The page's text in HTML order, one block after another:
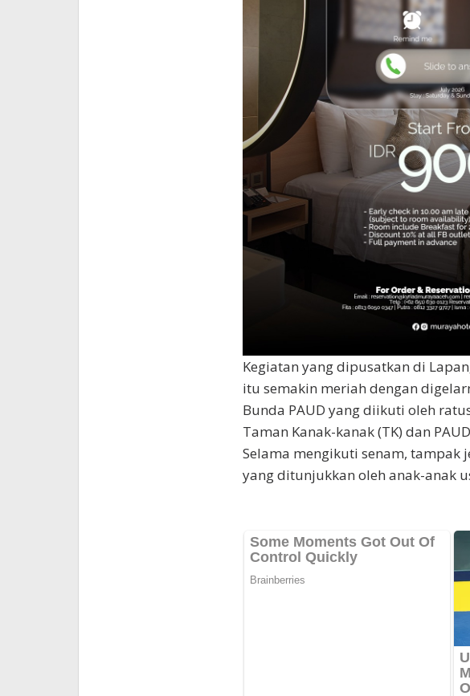
Kegiatan yang dipusatkan di
itu semakin meriah dengan
Bunda PAUD yang diikuti oleh
Taman Kanak-kanak (TK) dan
Selama mengikuti senam, tampak
yang ditunjukkan oleh anak-anak